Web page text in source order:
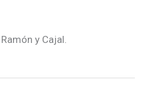
y Cajal.